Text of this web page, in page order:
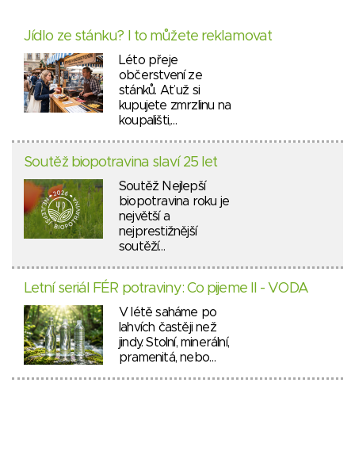
Jídlo ze stánku? I to můžete reklamovat
Léto přeje
občerstvení ze
stánků. Ať už si
kupujete zmrzlinu na
koupališti,…
Soutěž biopotravina slaví 25 let
Soutěž Nejlepší
biopotravina roku je
největší a
nejprestižnější
soutěží…
Letní seriál FÉR potraviny: Co pijeme II - VODA
V létě saháme po
lahvích častěji než
jindy. Stolní, minerální,
pramenitá, nebo…